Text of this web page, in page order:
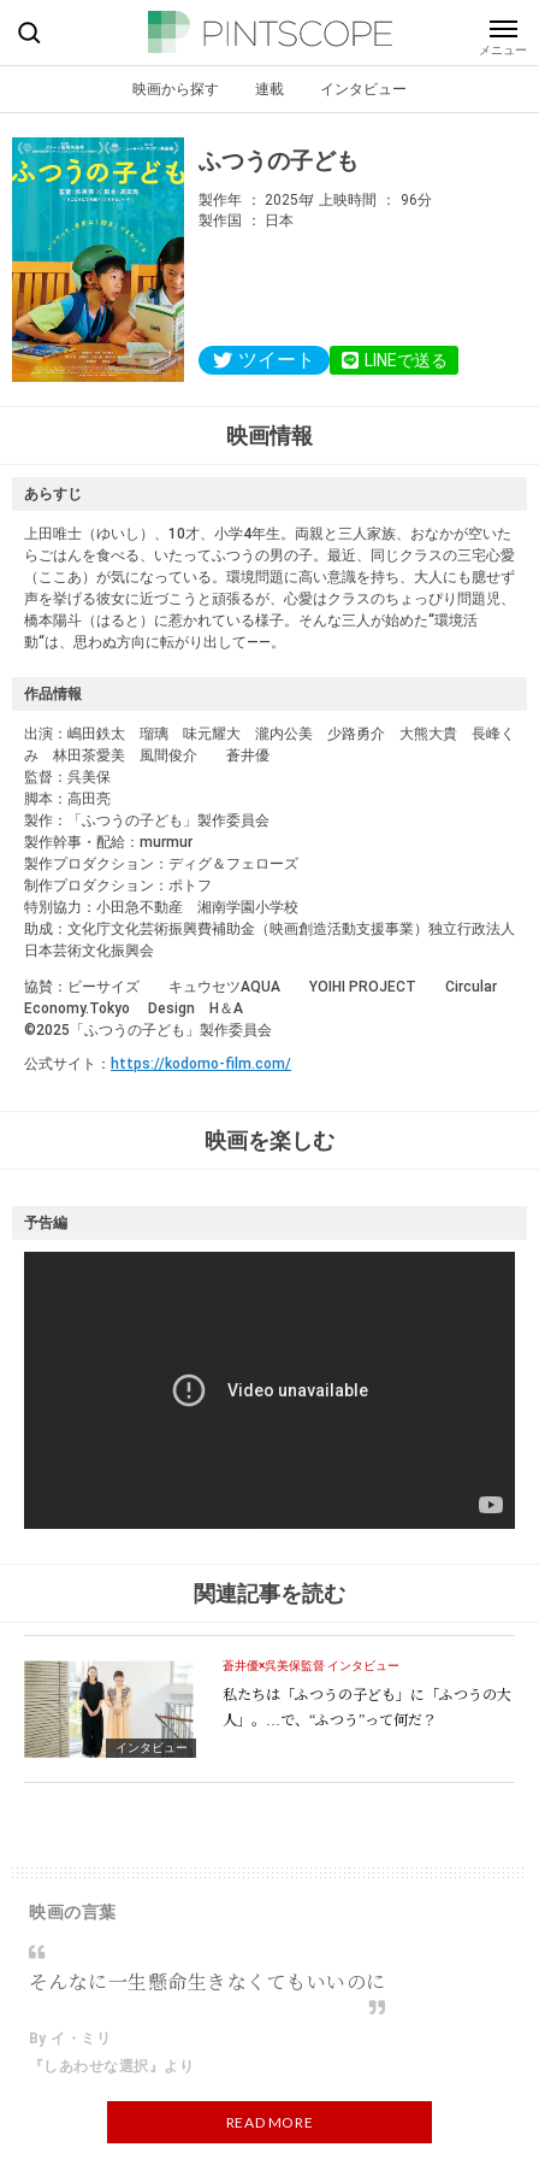
映画から探す 連載 インタビュー
ふつうの子ども
製作年 2025年 上映時間
96分
製作国
日本
ツイート LINEで送る
映画情報
あらすじ
上田唯士（ゆいし）、10才、小学4年生。両親と三人家族、おなかが空いた
らごはんを食べる、いたってふつうの男の子。最近、同じクラスの三宅心愛
（ここあ）が気になっている。環境問題に高い意識を持ち、大人にも臆せず
声を挙げる彼女に近づこうと頑張るが、心愛はクラスのちょっぴり問題児、
橋本陽斗（はると）に惹かれている様子。そんな三人が始めた“環境活
動“は、思わぬ方向に転がり出して――。
作品情報
出演：嶋田鉄太 瑠璃 味元耀大 瀧内公美 少路勇介 大熊大貴 長峰く
み 林田茶愛美 風間俊介 蒼井優
監督：呉美保
脚本：高田亮
製作：「ふつうの子ども」製作委員会
製作幹事・配給：murmur
製作プロダクション：ディグ＆フェローズ
制作プロダクション：ポトフ
特別協力：小田急不動産 湘南学園小学校
助成：文化庁文化芸術振興費補助金（映画創造活動支援事業）独立行政法人
日本芸術文化振興会
協賛：ビーサイズ キュウセツAQUA YOIHI PROJECT Circular
Economy.Tokyo Design H＆A
©︎2025「ふつうの子ども」製作委員会
公式サイト： https://kodomo-film.com/
映画を楽しむ
予告編
関連記事を読む
インタビュー
蒼井優×呉美保監督 インタビュー
私たちは「ふつうの子ども」に「ふつうの大
人」。…で、“ふつう”って何だ？
映画の言葉
そんなに一生懸命生きなくてもいいのに
By イ・ミリ
『しあわせな選択』より
READ MORE